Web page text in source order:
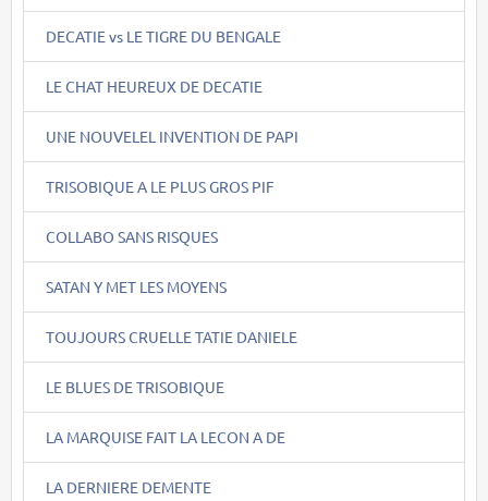
DECATIE vs LE TIGRE DU BENGALE
LE CHAT HEUREUX DE DECATIE
UNE NOUVELEL INVENTION DE PAPI
TRISOBIQUE A LE PLUS GROS PIF
COLLABO SANS RISQUES
SATAN Y MET LES MOYENS
TOUJOURS CRUELLE TATIE DANIELE
LE BLUES DE TRISOBIQUE
LA MARQUISE FAIT LA LECON A DE
LA DERNIERE DEMENTE